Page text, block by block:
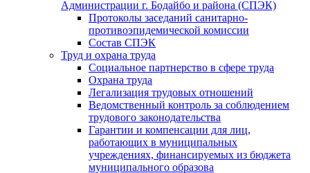
Администрации г. Бодайбо и района (СПЭК)
Протоколы заседаний санитарно-
противоэпидемической комиссии
Состав СПЭК
Труд и охрана труда
Социальное партнерство в сфере труда
Охрана труда
Легализация трудовых отношений
Ведомственный контроль за соблюдением
трудового законодательства
Гарантии и компенсации для лиц,
работающих в муниципальных
учреждениях, финансируемых из бюджета
муниципального образова